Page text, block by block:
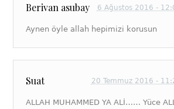
Berivan asubay 6 Ağustos 2016 -
Aynen öyle allah hepimizi korusun
Suat 20 Temmuz 2016 -
ALLAH MUHAMMED YA ALİ…… Yüce